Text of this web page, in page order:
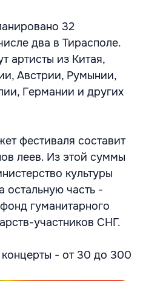
32
два в Тирасполе.
артисты из Китая,
Австрии, Румынии,
Германии и других
фестиваля составит
леев. Из этой суммы
культуры
остальную часть -
гуманитарного
участников СНГ.
- от 30 до 300